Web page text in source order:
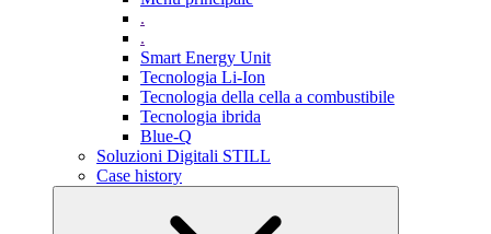
.
.
Smart Energy Unit
Tecnologia Li-Ion
Tecnologia della cella a combustibile
Tecnologia ibrida
Blue-Q
Soluzioni Digitali STILL
Case history